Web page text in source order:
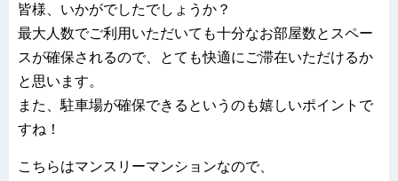
皆様、いかがでしたでしょうか？
最大人数でご利用いただいても十分なお部屋数とスペー
スが確保されるので、とても快適にご滞在いただけるか
と思います。
また、駐車場が確保できるというのも嬉しいポイントで
すね！
こちらはマンスリーマンションなので、